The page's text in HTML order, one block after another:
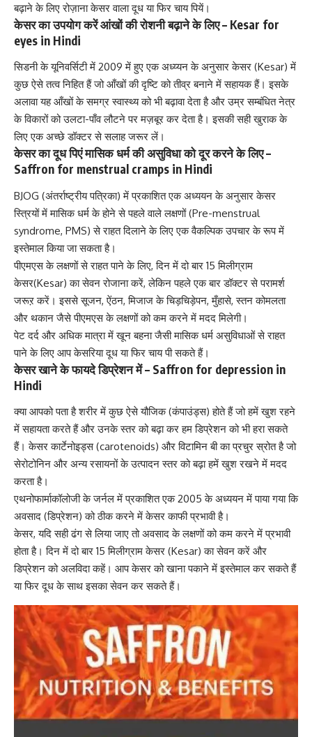
बढ़ाने के लिए रोज़ाना केसर वाला दूध या फिर चाय पियें।
केसर का उपयोग करें आंखों की रोशनी बढ़ाने के लिए – Kesar for
eyes in Hindi
सिडनी के यूनिवर्सिटी में 2009 में हुए एक अध्य्यन के अनुसार केसर (Kesar) में
कुछ ऐसे तत्व निहित हैं जोआँखों की दृष्टि को तीव्र बनाने में सहायक हैं। इसके
अलावा यह आँखों के समग्र स्वास्थ्य को भी बढ़ावा देता है और उम्र सम्बंधित नेत्र
के विकारों को उलटा-पाँव लौटने पर मज़बूर कर देता है। इसकी सही खुराक के
लिए एक अच्छे डॉक्टर से सलाह जरूर लें।
केसर का दूध पिएं मासिक धर्म की असुविधा को दूर करने के लिए –
Saffron for menstrual cramps in Hindi
BJOG (अंतर्राष्ट्रीय पत्रिका) में प्रकाशित एक अध्ययन के अनुसार केसर
स्त्रियों में मासिक धर्म के होने से पहले वाले लक्षणों (Pre-menstrual
syndrome, PMS) से राहत दिलाने के लिए एक वैकल्पिक उपचार के रूप में
इस्तेमाल किया जा सकता है।
पीएमएस के लक्षणों से राहत पाने के लिए, दिन में दो बार 15 मिलीग्राम
केसर(Kesar) का सेवन रोजाना करें, लेकिन पहले एक बार डॉक्टर से परामर्श
जरूऱ करें। इससे सूजन, ऐंठन, मिजाज के चिड़चिड़ेपन, मुँहासे, स्तन कोमलता
और थकान जैसे पीएमएस के लक्षणों को कम करने में मदद मिलेगी।
पेट दर्द और अधिक मात्रा में खून बहना जैसी मासिक धर्म असुविधाओं से राहत
पाने के लिए आप केसरिया दूध या फिर चाय पी सकते हैं।
केसर खाने के फायदे डिप्रेशन में – Saffron for depression in
Hindi
क्या आपको पता है शरीर में कुछ ऐसे यौजिक (कंपाउंड्स) होते हैं जो हमें खुश रहने
में सहायता करते हैं और उनके स्तर को बढ़ा कर हम डिप्रेशन को भी हरा सकते
हैं। केसरकार्टेनोइड्स (carotenoids) और विटामिन बी का प्रचुर स्रोत है जो
सेरोटोनिन और अन्य रसायनों के उत्पादन स्तर को बढ़ा हमें खुश रखने में मदद
करता है।
एथनोफार्माकॉलोजी के जर्नल में प्रकाशित एक 2005 के अध्ययन में पाया गया कि
अवसाद (डिप्रेशन) को ठीक करने में केसर काफी प्रभावी है।
केसर, यदि सही ढंग से लिया जाए तो अवसाद के लक्षणों को कम करने में प्रभावी
होता है। दिन में दो बार 15 मिलीग्राम केसर (Kesar) का सेवन करें और
डिप्रेशन को अलविदा कहें। आप केसर को खाना पकाने में इस्तेमाल कर सकते हैं
या फिर दूध के साथ इसका सेवन कर सकते हैं।